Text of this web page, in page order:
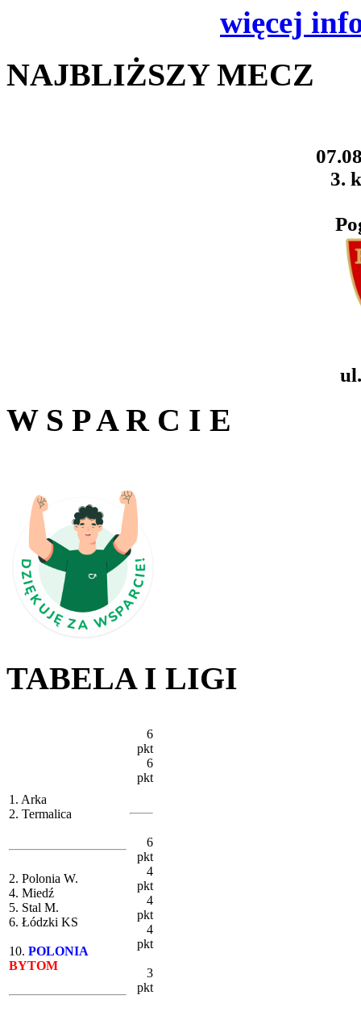
więcej
NAJBLIŻSZY MECZ
3.
W S P A R C I E
TABELA I LIGI
1. Arka
2. Termalica
2. Polonia W.
4. Miedź
5. Stal M.
6. Łódzki KS
10. POLONIA
BYTOM
6
pkt
6
pkt
6
pkt
4
pkt
4
pkt
4
pkt
3
pkt